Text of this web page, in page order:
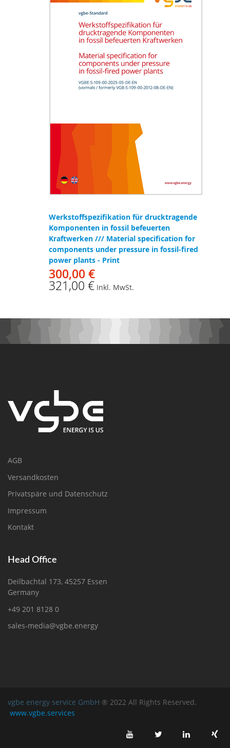
Werkstoffspezifikation für drucktragende
Komponenten in fossil befeuerten
Kraftwerken /// Material specification for
components under pressure in fossil-fired
power plants - Print
300,00 €
321,00 € Inkl. MwSt.
AGB
Versandkosten
Privatspäre und Datenschutz
Impressum
Kontakt
Head Office
Deilbachtal 173, 45257 Essen
Germany
+49 201 8128 0
sales-media@vgbe.energy
vgbe energy service GmbH ® 2022 All Rights Reserved.
www.vgbe.services